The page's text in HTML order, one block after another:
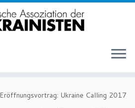
Eröffnungsvortrag: Ukraine Calling 2017